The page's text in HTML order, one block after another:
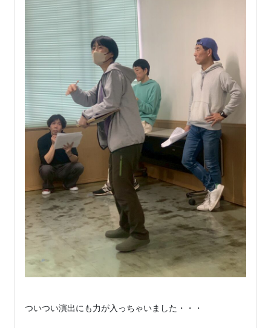
ついつい演出にも力が入っちゃいました・・・